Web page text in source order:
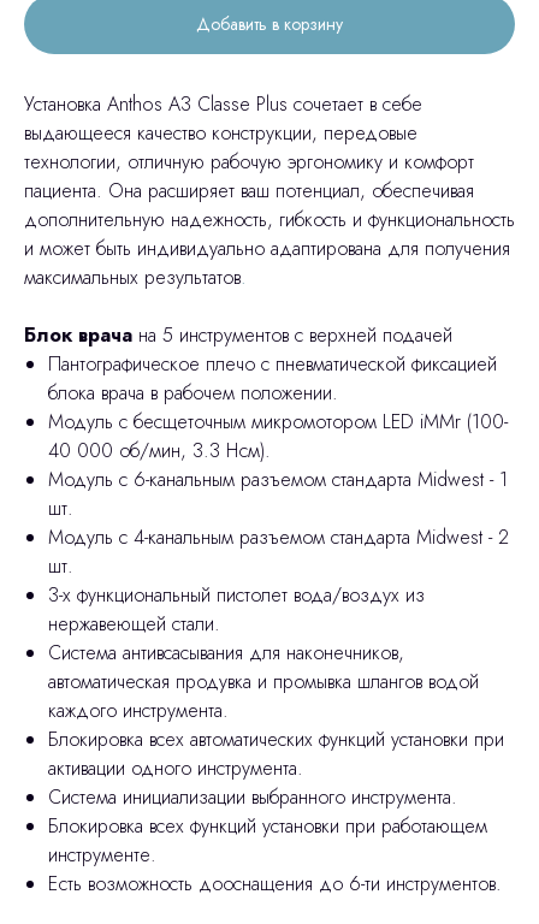
Добавить в корзину
Установка Anthos A3 Classe Plus сочетает в себе
выдающееся качество конструкции, передовые
технологии, отличную рабочую эргономику и комфорт
пациента. Она расширяет ваш потенциал, обеспечивая
дополнительную надежность, гибкость и функциональность
и может быть индивидуально адаптирована для получения
максимальных результатов.
Блок врача на 5 инструментов с верхней подачей
Пантографическое плечо с пневматической фиксацией
блока врача в рабочем положении.
Модуль с бесщеточным микромотором LED iMMr (100-
40 000 об/мин, 3.3 Нсм).
Модуль с 6-канальным разъемом стандарта Midwest - 1
шт.
Модуль с 4-канальным разъемом стандарта Midwest - 2
шт.
3-х функциональный пистолет вода/воздух из
нержавеющей стали.
Система антивсасывания для наконечников,
автоматическая продувка и промывка шлангов водой
каждого инструмента.
Блокировка всех автоматических функций установки при
активации одного инструмента.
Система инициализации выбранного инструмента.
Блокировка всех функций установки при работающем
инструменте.
Есть возможность дооснащения до 6-ти инструментов.